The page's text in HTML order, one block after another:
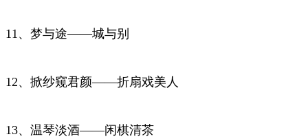
11、梦与途——城与别
12、掀纱窥君颜——折扇戏美人
13、温琴淡酒——闲棋清茶